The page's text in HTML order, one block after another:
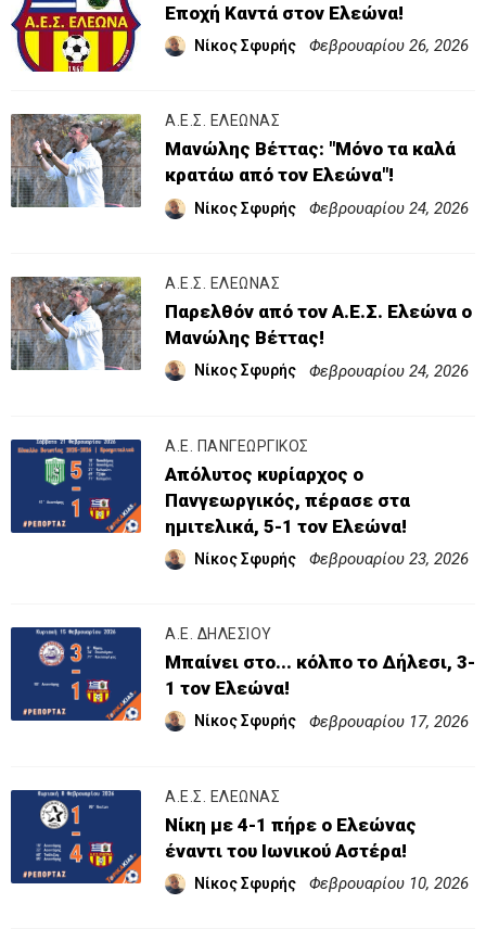
Εποχή Καντά στον Ελεώνα!
Νίκος Σφυρής Φεβρουαρίου 26, 2026
Α.Ε.Σ. ΕΛΕΩΝΑΣ
Μανώλης Βέττας: "Μόνο τα καλά
κρατάω από τον Ελεώνα"!
Νίκος Σφυρής Φεβρουαρίου 24, 2026
Α.Ε.Σ. ΕΛΕΩΝΑΣ
Παρελθόν από τον Α.Ε.Σ. Ελεώνα ο
Μανώλης Βέττας!
Νίκος Σφυρής Φεβρουαρίου 24, 2026
Α.Ε. ΠΑΝΓΕΩΡΓΙΚΟΣ
Απόλυτος κυρίαρχος ο
Πανγεωργικός, πέρασε στα
ημιτελικά, 5-1 τον Ελεώνα!
Νίκος Σφυρής Φεβρουαρίου 23, 2026
Α.Ε. ΔΗΛΕΣΙΟΥ
Μπαίνει στο... κόλπο το Δήλεσι, 3-
1 τον Ελεώνα!
Νίκος Σφυρής Φεβρουαρίου 17, 2026
Α.Ε.Σ. ΕΛΕΩΝΑΣ
Νίκη με 4-1 πήρε ο Ελεώνας
έναντι του Ιωνικού Αστέρα!
Νίκος Σφυρής Φεβρουαρίου 10, 2026